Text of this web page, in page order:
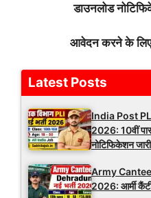
डाउनलोड
आवेदन करने के
Latest Posts
India Post
2026: 10वीं
नोटिफिकेशन
Army
2026: आर्मी